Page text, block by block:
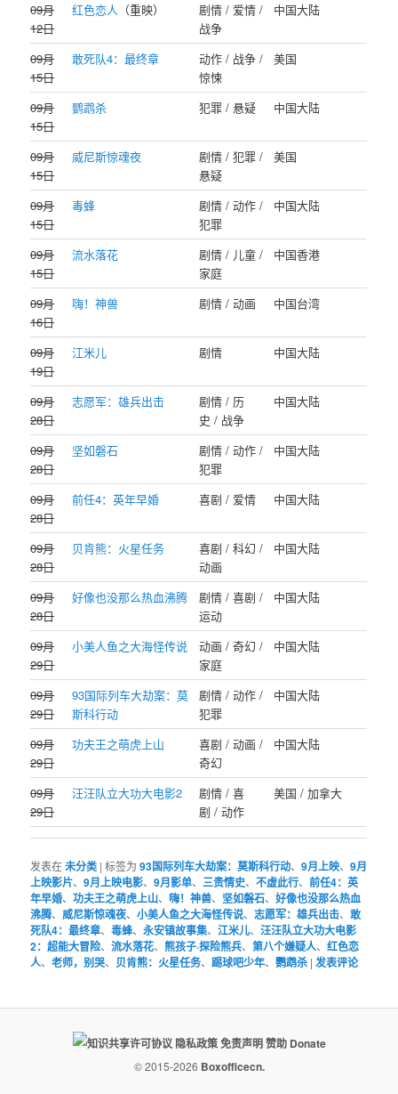
09月
12日
红色恋人 （重映）
剧情 / 爱情 /
战争
中国大陆
09月
15日
敢死队4：最终章
动作 / 战争 /
惊悚
美国
09月
15日
鹦鹉杀 犯罪 / 悬疑 中国大陆
09月
15日
威尼斯惊魂夜
剧情 / 犯罪 /
悬疑
美国
09月
15日
毒蜂
剧情 / 动作 /
犯罪
中国大陆
09月
15日
流水落花
剧情 / 儿童 /
家庭
中国香港
09月
16日
嗨！神兽 剧情 / 动画 中国台湾
09月
19日
江米儿 剧情 中国大陆
09月
28日
志愿军：雄兵出击
剧情 / 历
史 / 战争
中国大陆
09月
28日
坚如磐石
剧情 / 动作 /
犯罪
中国大陆
09月
28日
前任4：英年早婚 喜剧 / 爱情 中国大陆
09月
28日
贝肯熊：火星任务
喜剧 / 科幻 /
动画
中国大陆
09月
28日
好像也没那么热血沸腾
剧情 / 喜剧 /
运动
中国大陆
09月
29日
小美人鱼之大海怪传说
动画 / 奇幻 /
家庭
中国大陆
09月
29日
93国际列车大劫案：莫
斯科行动
剧情 / 动作 /
犯罪
中国大陆
09月
29日
功夫王之萌虎上山
喜剧 / 动画 /
奇幻
中国大陆
09月
29日
汪汪队立大功大电影2
剧情 / 喜
剧 / 动作
美国 / 加拿大
发表在未分类 |标签为 93国际列车大劫案：莫斯科行动、9月上映、9月
上映影片、9月上映电影、9月影单、 三贵情史、不虚此行、前任4：英
年早婚、功夫王之萌虎上山、嗨！神兽、 坚如磐石、好像也没那么热血
沸腾、 威尼斯惊魂夜、小美人鱼之大海怪传说、志愿军：雄兵出击、敢
死队4：最终章、毒蜂、永安镇故事集、江米儿、汪汪队立大功大电影
2：超能大冒险、流水落花、熊孩子·探险熊兵、第八个嫌疑人、红色恋
人、老师，别哭、 贝肯熊：火星任务、踢球吧少年、鹦鹉杀 |发表评论
隐私政策免责声明赞助 Donate
© 2015-2026 Boxofficecn.